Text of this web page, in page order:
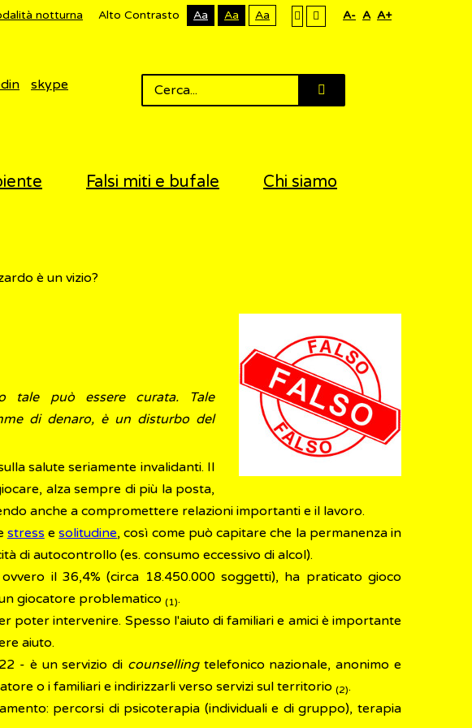
notturna Alto Contrasto Aa Aa Aa A- A A+
skype
Falsi miti e bufale Chi siamo
è un vizio?
può essere curata. Tale
di denaro, è un disturbo del
salute seriamente invalidanti. Il
alza sempre di più la posta,
anche a compromettere relazioni importanti e il lavoro.
stress esolitudine, così come può capitare che la permanenza in
di autocontrollo (es. consumo eccessivo di alcol).
il 36,4% (circa 18.450.000 soggetti), ha praticato gioco
giocatore problematico (1).
poter intervenire. Spesso l'aiuto di familiari e amici è importante
aiuto.
- è un servizio di counsellingtelefonico nazionale, anonimo e
o i familiari e indirizzarli verso servizi sul territorio (2).
percorsi di psicoterapia (individuali e di gruppo), terapia